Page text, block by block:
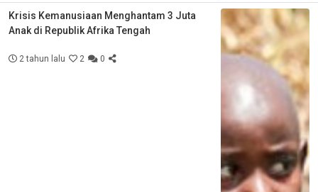
Krisis Kemanusiaan Menghantam 3 Juta
Anak di Republik Afrika Tengah
2 tahun lalu 2 0